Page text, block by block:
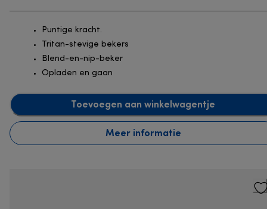
Puntige kracht.
Tritan-stevige bekers
Blend-en-nip-beker
Opladen en gaan
Toevoegen aan winkelwagentje
Meer informatie